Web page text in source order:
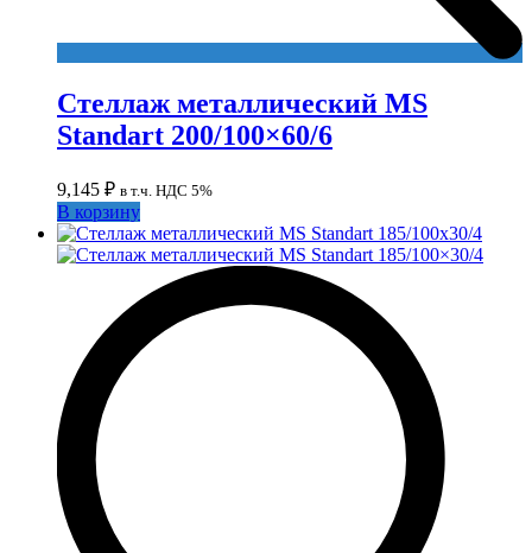
Стеллаж металлический MS
Standart 200/100×60/6
9,145 ₽ в т.ч. НДС 5%
В корзину